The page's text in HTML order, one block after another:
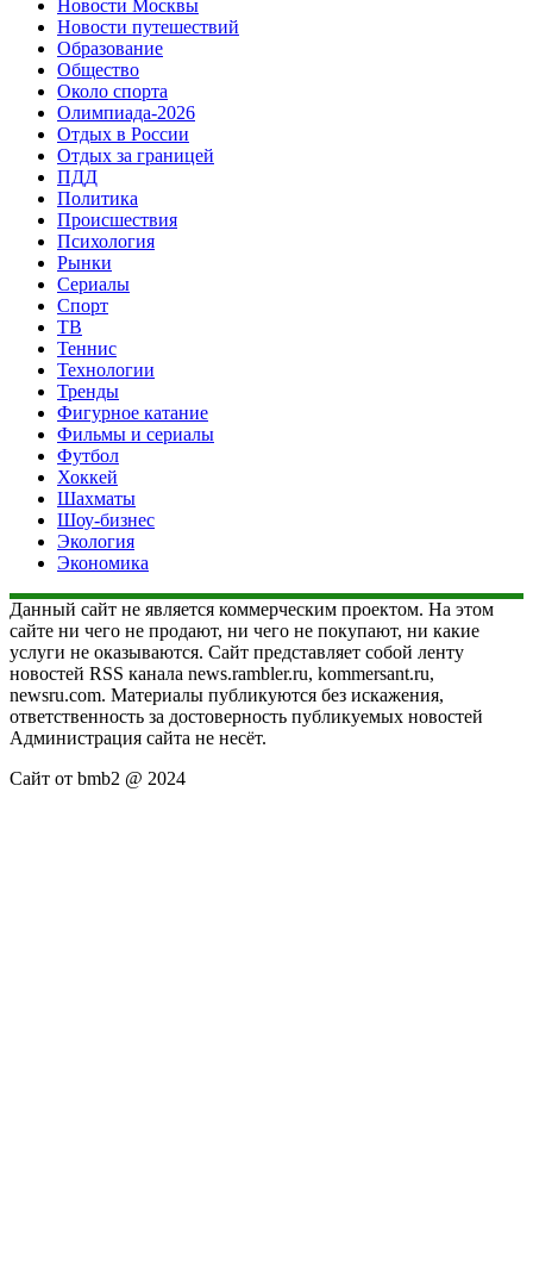
Новости Москвы
Новости путешествий
Образование
Общество
Около спорта
Олимпиада-2026
Отдых в России
Отдых за границей
ПДД
Политика
Происшествия
Психология
Рынки
Сериалы
Спорт
ТВ
Теннис
Технологии
Тренды
Фигурное катание
Фильмы и сериалы
Футбол
Хоккей
Шахматы
Шоу-бизнес
Экология
Экономика
Данный сайт не является коммерческим проектом. На этом
сайте ни чего не продают, ни чего не покупают, ни какие
услуги не оказываются. Сайт представляет собой ленту
новостей RSS канала news.rambler.ru, kommersant.ru,
newsru.com. Материалы публикуются без искажения,
ответственность за достоверность публикуемых новостей
Администрация сайта не несёт.
Сайт от bmb2 @ 2024